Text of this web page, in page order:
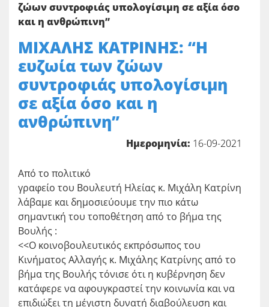
ζώων συντροφιάς υπολογίσιμη σε αξία όσο
και η ανθρώπινη”
ΜΙΧΑΛΗΣ ΚΑΤΡΙΝΗΣ: “Η
ευζωία των ζώων
συντροφιάς υπολογίσιμη
σε αξία όσο και η
ανθρώπινη”
Ημερομηνία: 16-09-2021
Από το πολιτικό
γραφείο του Βουλευτή Ηλείας κ. Μιχάλη Κατρίνη
λάβαμε και δημοσιεύουμε την πιο κάτω
σημαντική του τοποθέτηση από το βήμα της
Βουλής :
<<Ο κοινοβουλευτικός εκπρόσωπος του
Κινήματος Αλλαγής κ. Μιχάλης Κατρίνης από το
βήμα της Βουλής τόνισε ότι η κυβέρνηση δεν
κατάφερε να αφουγκραστεί την κοινωνία και να
επιδιώξει τη μέγιστη δυνατή διαβούλευση και